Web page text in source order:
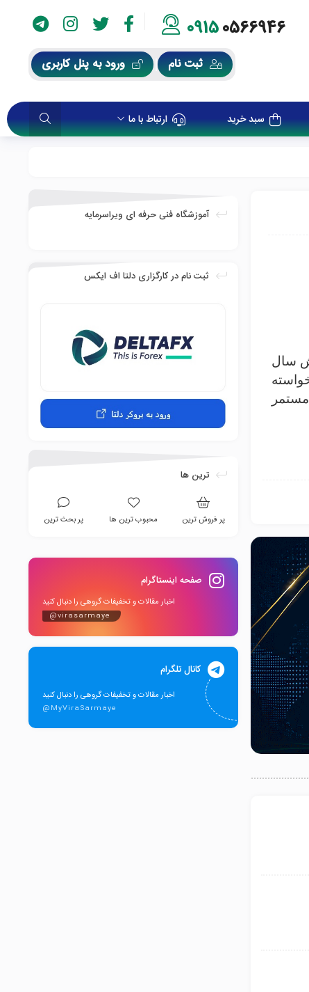
09150566946
ثبت نام ورود به پنل کاربری
سبد خرید ارتباط با ما
بر مبنای استاندارد بین المللی ایزو ۹۰۰۱ نگارش سال
آموزشگاه فنی حرفه ای ویراسرمایه
ثبت نام در کارگزاری دلتا اف ایکس
ترین ها
پر فروش ترین محبوب ترین ها پر بحث ترین
صفحه اینستاگرام
اخبار مقالات و تخفیفات گروهی را دنبال کنید
@virasarmaye
کانال تلگرام
اخبار مقالات و تخفیفات گروهی را دنبال کنید
@MyViraSarmaye